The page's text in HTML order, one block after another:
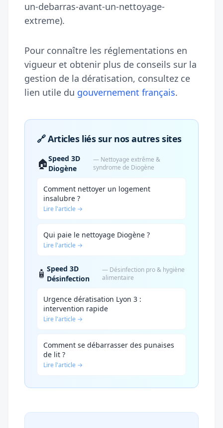
un-debarras-avant-un-nettoyage-
extreme).
Pour connaître les réglementations en
vigueur et obtenir plus de conseils sur la
gestion de la dératisation, consultez ce
lien utile du gouvernement français.
🔗 Articles liés sur nos autres sites
🏠Speed 3D
Diogène
— Nettoyage extrême &
syndrome de Diogène
Comment nettoyer un logement
insalubre ?
Lire l'article →
Qui paie le nettoyage Diogène ?
Lire l'article →
🧴 Speed 3D
Désinfection
— Désinfection pro & hygiène
alimentaire
Urgence dératisation Lyon 3 :
intervention rapide
Lire l'article →
Comment se débarrasser des punaises
de lit ?
Lire l'article →